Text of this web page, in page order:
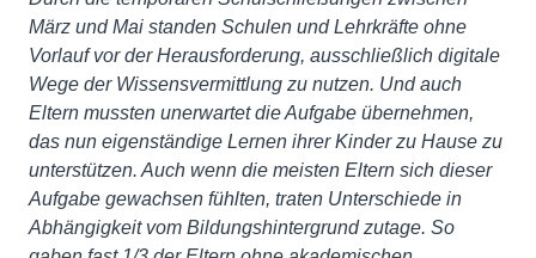
März und Mai standen Schulen und Lehrkräfte ohne
Vorlauf vor der Herausforderung, ausschließlich digitale
Wege der Wissensvermittlung zu nutzen. Und auch
Eltern mussten unerwartet die Aufgabe übernehmen,
das nun eigenständige Lernen ihrer Kinder zu Hause zu
unterstützen. Auch wenn die meisten Eltern sich dieser
Aufgabe gewachsen fühlten, traten Unterschiede in
Abhängigkeit vom Bildungshintergrund zutage. So